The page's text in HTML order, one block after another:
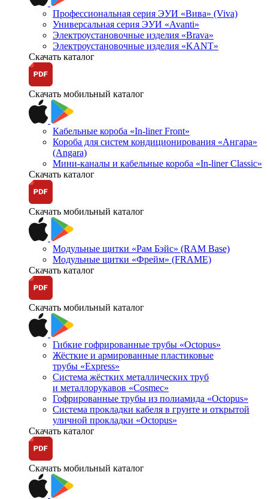
Профессиональная серия ЭУИ «Вива» (Viva)
Универсальная серия ЭУИ «Avanti»
Электроустановочные изделия «Brava»
Электроустановочные изделия «KANT»
Скачать каталог
Скачать мобильный каталог
Кабельные короба «In-liner Front»
Короба для систем кондиционирования «Ангара»
(Angara)
Мини-каналы и кабельные короба «In-liner Classic»
Скачать каталог
Скачать мобильный каталог
Модульные щитки «Рам Бэйс» (RAM Base)
Модульные щитки «Фрейм» (FRAME)
Скачать каталог
Скачать мобильный каталог
Гибкие гофрированные трубы «Octopus»
Жёсткие и армированные пластиковые
трубы «Express»
Система жёстких металлических труб
и металлорукавов «Cosmec»
Гофрированные трубы из полиамида «Octopus»
Система прокладки кабеля в грунте и открытой
уличной прокладки «Octopus»
Скачать каталог
Скачать мобильный каталог